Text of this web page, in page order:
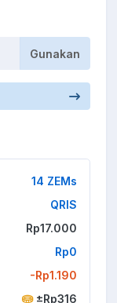
Gunakan
14 ZEMs
QRIS
Rp17.000
Rp0
-Rp1.190
±Rp316